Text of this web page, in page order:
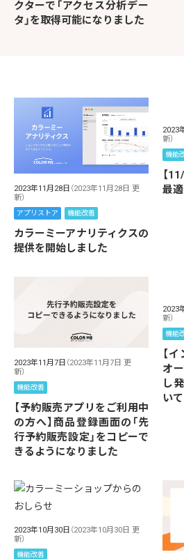
クターで「アクセス分析デー
タ」を取得可能になりました
2023年11月28日 （2023年11月28日 更
新）
アプリストア 機能改善
カラーミーアナリティクスの
提供を開始しました
2023
新）
機能
【
最
2023年11月7日 （2023年11月7日 更
新）
機能改善
【予約販売アプリをご利用中
の方へ】商品登録画面の「先
行予約販売設定」をコピーで
きるようになりました
2023
新）
機能
【
オ
し
い
2023年10月30日 （2023年10月30日 更
新）
機能改善